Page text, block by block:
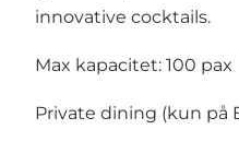
innovative cocktails.
Max kapacitet: 100 pax
Private dining (kun på